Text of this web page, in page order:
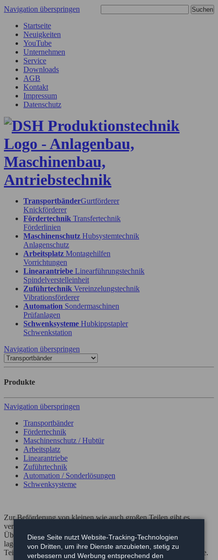
Navigation überspringen
Startseite
Neuigkeiten
YouTube
Unternehmen
Service
Downloads
AGB
Kontakt
Impressum
Datenschutz
TransportbänderGurtförderer
Knickförderer
Fördertechnik Transfertechnik
Förderlinien
Maschinenschutz Hubsystemtechnik
Anlagenschutz
Arbeitsplatz Montagehilfen
Vorrichtungen
Linearantriebe Linearführungstechnik
Spindelverstelleinheit
Zuführtechnik Vereinzelungstechnik
Vibrationsförderer
Automation Sondermaschinen
Prüfanlagen
Schwenksysteme Hubkippstapler
Schwenkstation
Navigation überspringen
Produkte
Navigation überspringen
Transportbänder
Fördertechnik
Maschinenschutz / Hubtür
Arbeitsplatz
Linearantriebe
Zuführtechnik
Automation / Sonderlösungen
Schwenksysteme
Zur Beförderung von kleinen wie auch großen Teilen gibt es
verschiedene Möglichkeiten. Ob im Linearförderer zum
Überbrücken von Staustrecken, im Vibrationswendelförderer zur
lagerichtigen Bereitstellung oder über einen Bandbunker zur
Teilebevorratung und Teilezuführung in eine Verarbeitungsstrecke.
Diese Seite nutzt Website-Tracking-Technologien
von Dritten, um ihre Dienste anzubieten, stetig zu
verbessern und Werbung entsprechend den